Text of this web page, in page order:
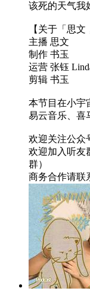
该死的天气我
【关于「思文
主播 思文
制作 书玉
运营 张钰
剪辑 书玉
本节目在小宇
易云音乐、喜
欢迎关注公众
欢迎加入听友
群）
商务合作请联